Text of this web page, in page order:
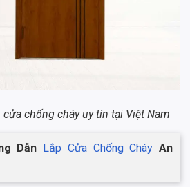
chống cháy uy tín tại Việt Nam
Dẫn Lắp Cửa Chống Cháy An